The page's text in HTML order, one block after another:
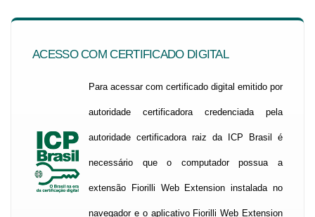
ACESSO COM CERTIFICADO DIGITAL
Para acessar com certificado digital emitido por
autoridade certificadora credenciada pela
autoridade certificadora raiz da ICP Brasil é
necessário que o computador possua a
extensão Fiorilli Web Extension instalada no
navegador e o aplicativo Fiorilli Web Extension